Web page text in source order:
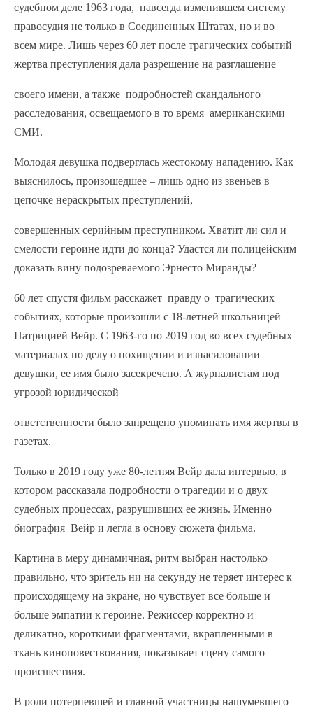
судебном деле 1963 года, навсегда изменившем систему
правосудия не только в Соединенных Штатах, но и во
всем мире. Лишь через 60 лет после трагических событий
жертва преступления дала разрешение на разглашение
своего имени, а также подробностей скандального
расследования, освещаемого в то время американскими
СМИ.
Молодая девушка подверглась жестокому нападению. Как
выяснилось, произошедшее – лишь одно из звеньев в
цепочке нераскрытых преступлений,
совершенных серийным преступником. Хватит ли сил и
смелости героине идти до конца? Удастся ли полицейским
доказать вину подозреваемого Эрнесто Миранды?
60 лет спустя фильм расскажет правду о трагических
событиях, которые произошли с 18-летней школьницей
Патрицией Вейр. С 1963-го по 2019 год во всех судебных
материалах по делу о похищении и изнасиловании
девушки, ее имя было засекречено. А журналистам под
угрозой юридической
ответственности было запрещено упоминать имя жертвы в
газетах.
Только в 2019 году уже 80-летняя Вейр дала интервью, в
котором рассказала подробности о трагедии и о двух
судебных процессах, разрушивших ее жизнь. Именно
биография Вейр и легла в основу сюжета фильма.
Картина в меру динамичная, ритм выбран настолько
правильно, что зритель ни на секунду не теряет интерес к
происходящему на экране, но чувствует все больше и
больше эмпатии к героине. Режиссер корректно и
деликатно, короткими фрагментами, вкрапленными в
ткань киноповествования, показывает сцену самого
происшествия.
В роли потерпевшей и главной участницы нашумевшего